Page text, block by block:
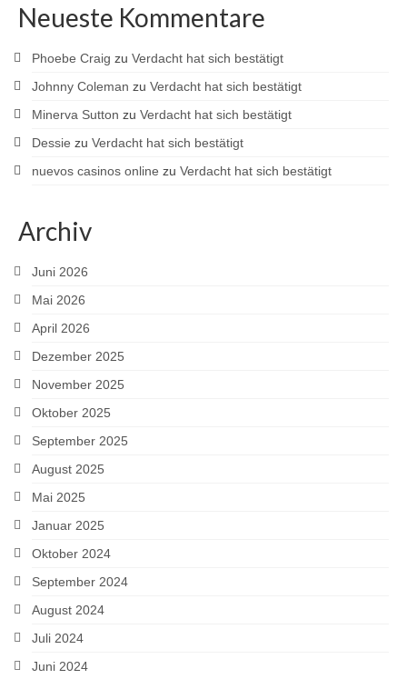
Neueste Kommentare
Phoebe Craig zu Verdacht hat sich bestätigt
Johnny Coleman zu Verdacht hat sich bestätigt
Minerva Sutton zu Verdacht hat sich bestätigt
Dessie zu Verdacht hat sich bestätigt
nuevos casinos online zu Verdacht hat sich bestätigt
Archiv
Juni 2026
Mai 2026
April 2026
Dezember 2025
November 2025
Oktober 2025
September 2025
August 2025
Mai 2025
Januar 2025
Oktober 2024
September 2024
August 2024
Juli 2024
Juni 2024